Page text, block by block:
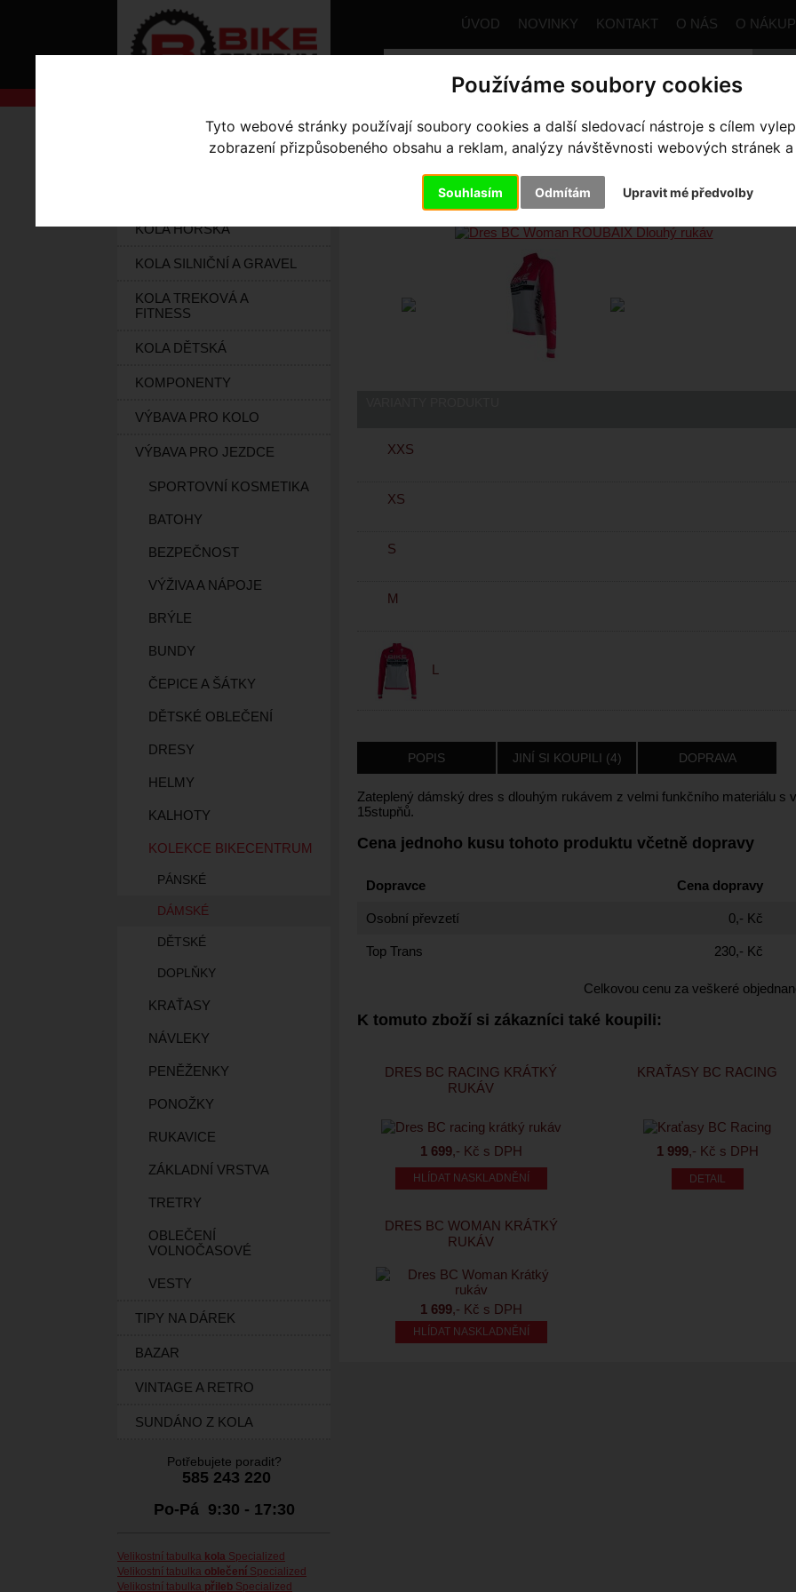
Používáme soubory cookies
Tyto webové stránky používají soubory cookies a další sledovací nástroje s cílem
zobrazení přizpůsobeného obsahu a reklam, analýzy návštěvnosti webových stránek
Souhlasím Odmítám Upravit mé předvolby
ÚVOD NOVINKY KONTAKT O NÁS O
KOLA HORSKÁ
KOLA SILNIČNÍ A GRAVEL
KOLA TREKOVÁ A
FITNESS
KOLA DĚTSKÁ
KOMPONENTY
VÝBAVA PRO KOLO
VÝBAVA PRO JEZDCE
SPORTOVNÍ KOSMETIKA
BATOHY
BEZPEČNOST
VÝŽIVA A NÁPOJE
BRÝLE
BUNDY
ČEPICE A ŠÁTKY
DĚTSKÉ OBLEČENÍ
DRESY
HELMY
KALHOTY
KOLEKCE BIKECENTRUM
PÁNSKÉ
DÁMSKÉ
DĚTSKÉ
DOPLŇKY
KRAŤASY
NÁVLEKY
PENĚŽENKY
PONOŽKY
RUKAVICE
ZÁKLADNÍ VRSTVA
TRETRY
OBLEČENÍ
VOLNOČASOVÉ
VESTY
TIPY NA DÁREK
BAZAR
VINTAGE A RETRO
SUNDÁNO Z KOLA
Potřebujete poradit?
585 243 220
Po-Pá 9:30 - 17:30
Velikostní tabulka kola Specialized
Velikostní tabulka oblečení Specialized
Velikostní tabulka přileb Specialized
Úvodní strana Výbava pro jezdce Kolekce Bikecentrum Dámské
DRES BC WOMAN ROUBAIX
XXS
XS
S
M
L
POPIS JINÍ SI KOUPILI (4) DOPRAVA
Zateplený dámský dres s dlouhým rukávem z velmi funkčního materiálu s
15stupňů.
Cena jednoho kusu tohoto produktu včetně dopravy
Dopravce Cena dopravy
Osobní převzetí 0,- Kč
Top Trans 230,- Kč
Celkovou cenu za veškeré
K tomuto zboží si zákazníci také koupili:
DRES BC RACING KRÁTKÝ
RUKÁV
1 699,- Kč s DPH
HLÍDAT NASKLADNĚNÍ
KRAŤASY BC RACING
1 999,- Kč s DPH
DRES BC WOMAN KRÁTKÝ
RUKÁV
1 699,- Kč s DPH
HLÍDAT NASKLADNĚNÍ